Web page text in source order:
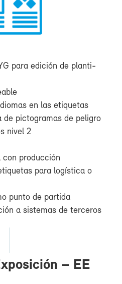
pa­ra edi­ción de plan­ti­
en las eti­que­tas
de pic­to­gra­mas de pe­li­gro
ni­vel 2
pro­duc­ción
pa­ra lo­gís­ti­ca o
pun­to de par­ti­da
a sis­te­mas de ter­ce­ros
– EE